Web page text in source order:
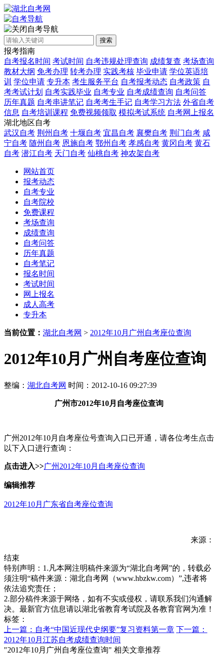
自考导航
搜索
报考指南
自考报名时间 考试时间 自考违规处理查询 成绩复查 考场查询
教材大纲 免考办理 转考办理 实践考核 毕业申请 学位英语培
训 学位申请 专升本 考生服务平台 自考报考动态 自考政策 自
考考试计划 自考实践毕业 自考专业 自考成绩查询 自考问答
历年真题 自考串讲笔记 自考考生手记 自考学习方法 外省自考
信息 自考培训课程 免费视频领取 模拟考试系统 自考网上报名
湖北地区自考
武汉自考 荆州自考 十堰自考 宜昌自考 襄樊自考 荆门自考 咸
宁自考 随州自考 恩施自考 鄂州自考 孝感自考 黄冈自考 黄石
自考 潜江自考 天门自考 仙桃自考 神农架自考
网站首页
报考动态
自考专业
自考院校
免费课程
考场查询
成绩查询
自考问答
历年真题
自考笔记
报名时间
考试时间
网上报名
成人高考
专升本
当前位置： 湖北自考网 > 2012年10月广州自考座位查询
2012年10月广州自考座位查询
整编： 湖北自考网 时间：2012-10-16 09:27:39
广州市2012年10月自考座位查询
广州2012年10月自考座位号查询入口已开通，请各位考生点击
以下入口进行查询：
点击进入>>广州2012年10月自考座位查询
编辑推荐
2012年10月广东省自考座位查询
来源：
结束
特别声明：1.凡本网注明稿件来源为“湖北自考网”的，转载必
须注明“稿件来源：湖北自考网（www.hbzkw.com）”,违者将
依法追究责任；
2.部分稿件来源于网络，如有不实或侵权，请联系我们沟通解
决。最新官方信息请以湖北省教育考试院及各教育官网为准！
标签：
上一篇：自考“中国近现代史纲要”复习资料第一章 下一篇：
2012年10月江苏自考成绩查询时间
"2012年10月广州自考座位查询" 相关文章推荐